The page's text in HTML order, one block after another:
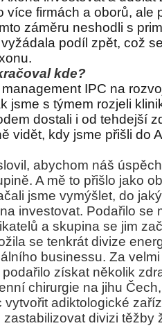
více firmách a oborů, ale
záměru neshodli s
podíl zpět, což
kde?
IPC na
jsme s týmem rozjeli
dostali i od tehdejší
vidět, kdy jsme přišli do
abychom náš
A mě to přišlo jako
jsme vymýšlet, do
investovat. Podařilo se
a skupina se jim
se tenkrát divize
businessu. Za
získat několik
chirurgie na jihu
adiktologické
divizi těžby